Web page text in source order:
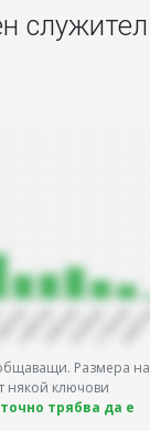
служител
Размера на
някой ключови
трябва да е